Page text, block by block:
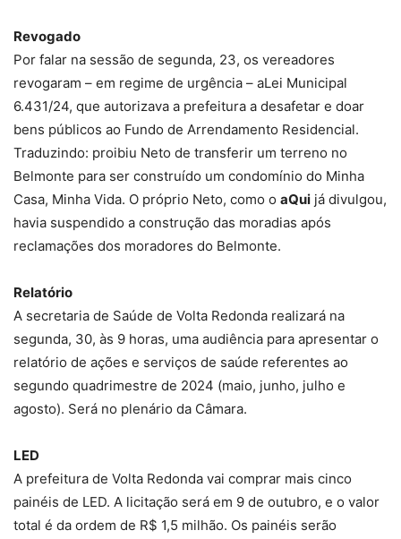
Revogado
Por falar na sessão de segunda, 23, os vereadores
revogaram – em regime de urgência – aLei Municipal
6.431/24, que autorizava a prefeitura a desafetar e doar
bens públicos ao Fundo de Arrendamento Residencial.
Traduzindo: proibiu Neto de transferir um terreno no
Belmonte para ser construído um condomínio do Minha
Casa, Minha Vida. O próprio Neto, como o aQui já divulgou,
havia suspendido a construção das moradias após
reclamações dos moradores do Belmonte.
Relatório
A secretaria de Saúde de Volta Redonda realizará na
segunda, 30, às 9 horas, uma audiência para apresentar o
relatório de ações e serviços de saúde referentes ao
segundo quadrimestre de 2024 (maio, junho, julho e
agosto). Será no plenário da Câmara.
LED
A prefeitura de Volta Redonda vai comprar mais cinco
painéis de LED. A licitação será em 9 de outubro, e o valor
total é da ordem de R$ 1,5 milhão. Os painéis serão